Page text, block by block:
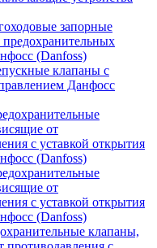
запорные
(Danfoss)
клапаны с
Данфосс
от
с уставкой открытия
(Danfoss)
от
с уставкой открытия
(Danfoss)
клапаны,